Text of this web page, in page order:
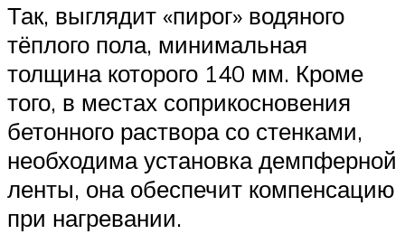
Так, выглядит «пирог» водяного
тёплого пола, минимальная
толщина которого 140 мм. Кроме
того, в местах соприкосновения
бетонного раствора со стенками,
необходима установка демпферной
ленты, она обеспечит компенсацию
при нагревании.